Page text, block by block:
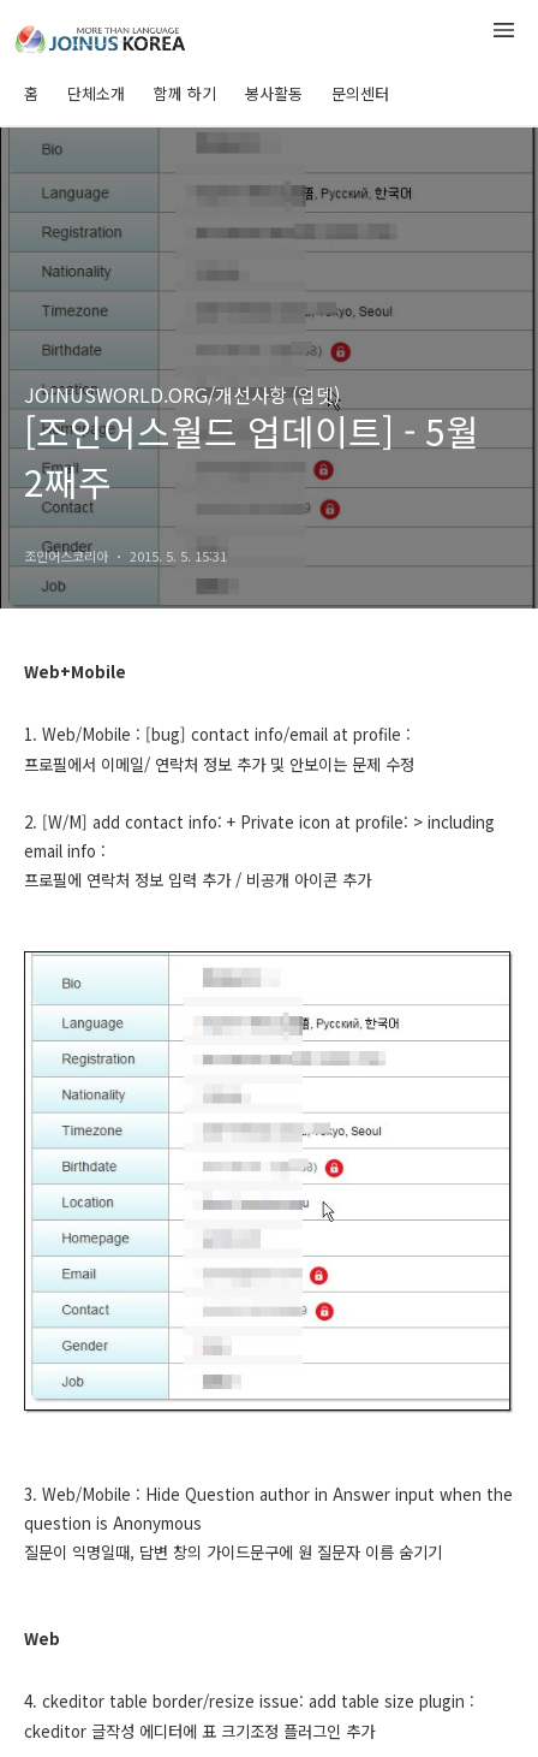
홈 단체소개 함께 하기 봉사활동 문의센터
JOINUSWORLD.ORG/개선사항 (업뎃)
[조인어스월드 업데이트] - 5월
2째주
조인어스코리아 2015. 5. 5. 15:31
Web+Mobile
1. Web/Mobile : [bug] contact info/email at profile :
프로필에서 이메일/ 연락처 정보 추가 및 안보이는 문제 수정
2. [W/M] add contact info: + Private icon at profile: > including
email info :
프로필에 연락처 정보 입력 추가 / 비공개 아이콘 추가
3. Web/Mobile : Hide Question author in Answer input when the
question is Anonymous
질문이 익명일때, 답변 창의 가이드문구에 원 질문자 이름 숨기기
Web
4. ckeditor table border/resize issue: add table size plugin :
ckeditor 글작성 에디터에 표 크기조정 플러그인 추가